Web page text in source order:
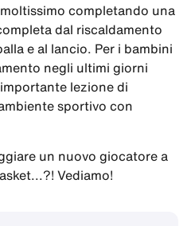
completando una
dal riscaldamento
e al lancio. Per i bambini
negli ultimi giorni
lezione di
sportivo con
un nuovo giocatore a
Vediamo!